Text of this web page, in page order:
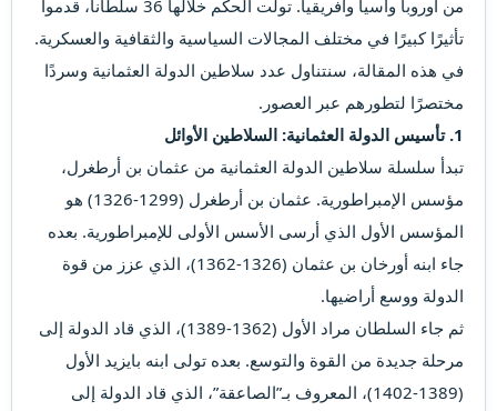
من أوروبا وآسيا وأفريقيا. تولت الحكم خلالها 36 سلطانا، قدموا
تأثيرًا كبيرًا في مختلف المجالات السياسية والثقافية والعسكرية.
في هذه المقالة، سنتناول عدد سلاطين الدولة العثمانية وسردًا
مختصرًا لتطورهم عبر العصور.
1. تأسيس الدولة العثمانية: السلاطين الأوائل
تبدأ سلسلة سلاطين الدولة العثمانية من عثمان بن أرطغرل،
مؤسس الإمبراطورية. عثمان بن أرطغرل (1299-1326) هو
المؤسس الأول الذي أرسى الأسس الأولى للإمبراطورية. بعده
جاء ابنه أورخان بن عثمان (1326-1362)، الذي عزز من قوة
الدولة ووسع أراضيها.
ثم جاء السلطان مراد الأول (1362-1389)، الذي قاد الدولة إلى
مرحلة جديدة من القوة والتوسع. بعده تولى ابنه بايزيد الأول
(1389-1402)، المعروف بـ”الصاعقة”، الذي قاد الدولة إلى